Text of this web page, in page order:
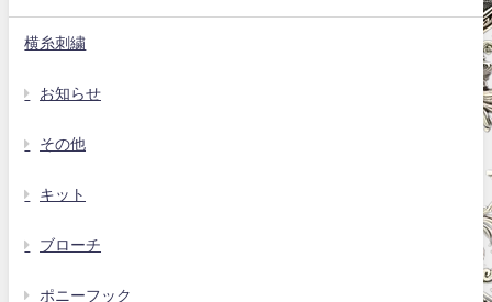
横糸刺繍
お知らせ
その他
キット
ブローチ
ポニーフック